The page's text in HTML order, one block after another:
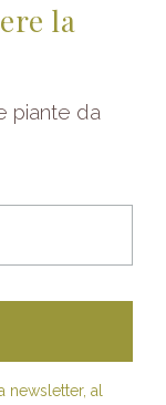
la
piante da
al